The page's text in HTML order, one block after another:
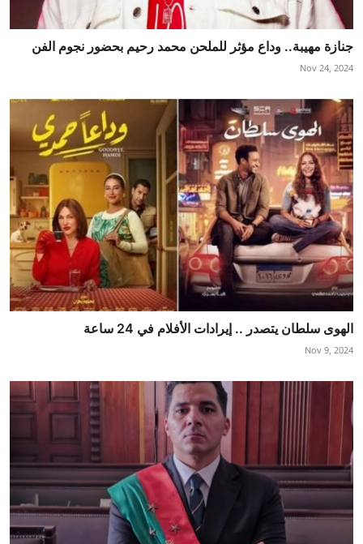
جنازة مهيبة.. وداع مؤثر للملحن محمد رحيم بحضور نجوم الفن
Nov 24, 2024
الهوى سلطان يتصدر .. إيرادات الأفلام في 24 ساعة
Nov 9, 2024